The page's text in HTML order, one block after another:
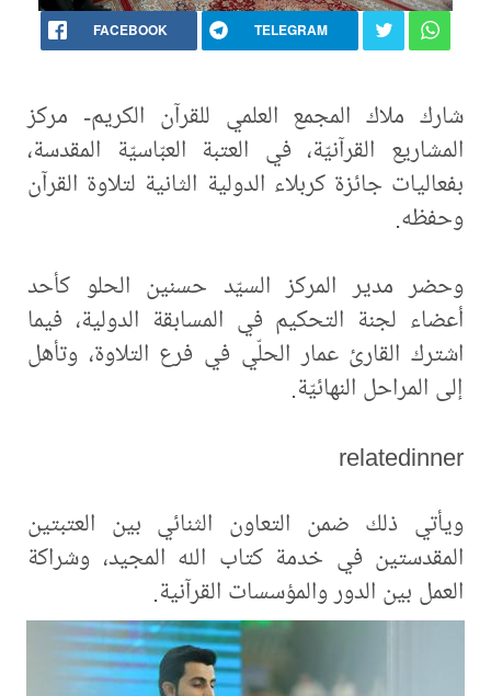
FACEBOOK TELEGRAM
شارك ملاك المجمع العلمي للقرآن الكريم- مركز
المشاريع القرآنيّة، في العتبة العبّاسيّة المقدسة،
بفعاليات جائزة كربلاء الدولية الثانية لتلاوة القرآن
وحفظه.
وحضر مدير المركز السيّد حسنين الحلو كأحد
أعضاء لجنة التحكيم في المسابقة الدولية، فيما
اشترك القارئ عمار الحلّي في فرع التلاوة، وتأهل
إلى المراحل النهائيّة.
relatedinner
ويأتي ذلك ضمن التعاون الثنائي بين العتبتين
المقدستين في خدمة كتاب الله المجيد، وشراكة
العمل بين الدور والمؤسسات القرآنية.